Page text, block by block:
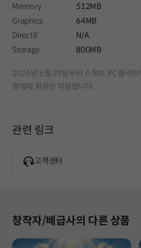
Memory
512MB
Graphics
64MB
DirectX
N/A
Storage
800MB
2026년 6월 29일부터 스토브 PC 클라
영체제 환경만 지원합니다.
관련 링크
고객센터
창작자/배급사의 다른 상품